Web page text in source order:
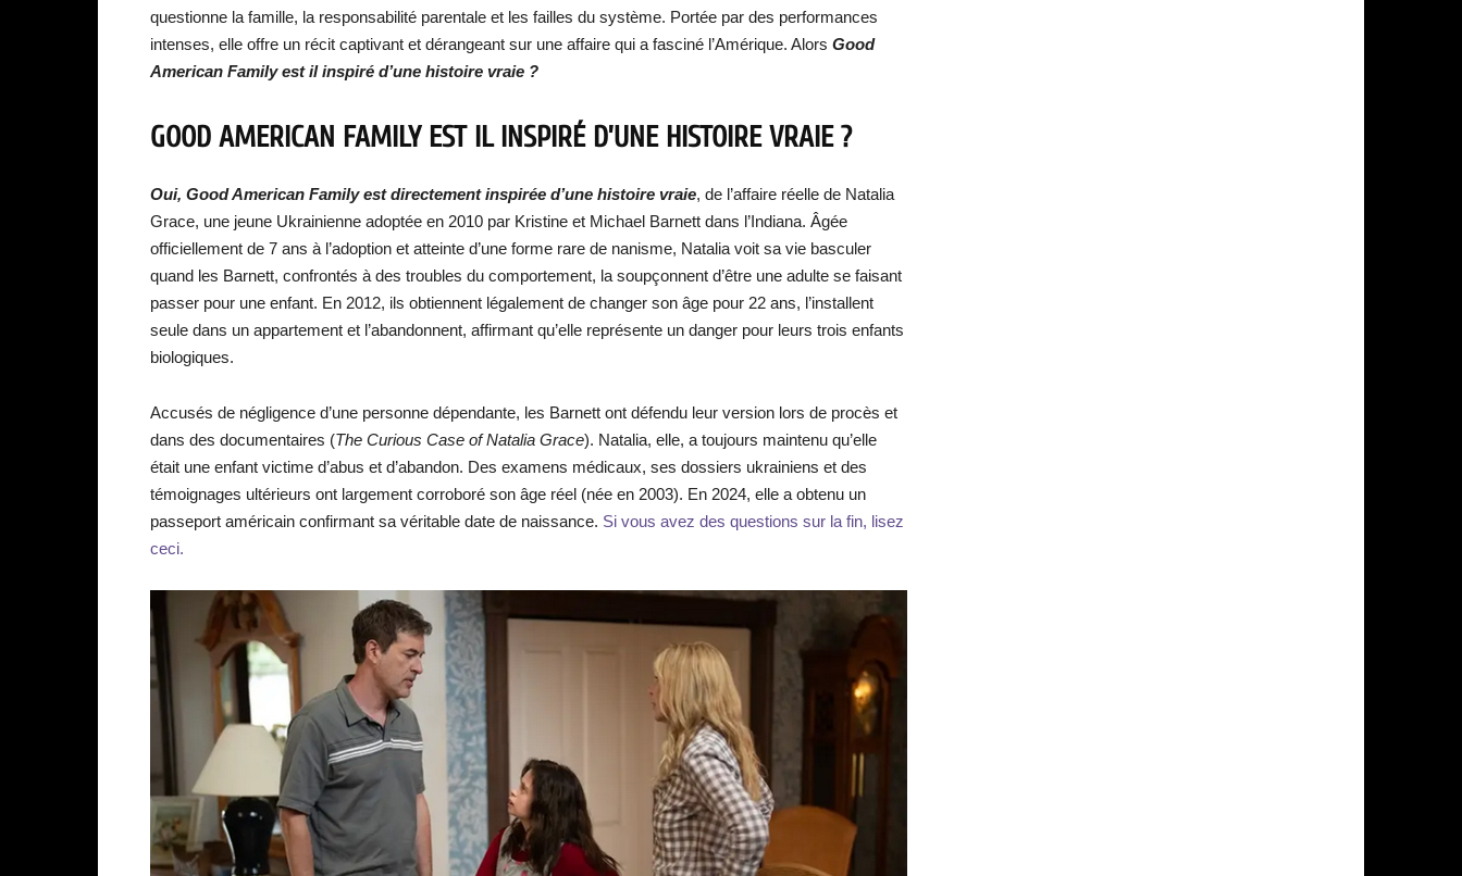
questionne la famille, la responsabilité parentale et les failles du système. Portée par des performances
intenses, elle offre un récit captivant et dérangeant sur une affaire qui a fasciné l’Amérique. Alors Good
American Family est il inspiré d’une histoire vraie ?
GOOD AMERICAN FAMILY EST IL INSPIRÉ D’UNE HISTOIRE VRAIE ?
Oui, Good American Family est directement inspirée d’une histoire vraie, de l’affaire réelle de Natalia
Grace, une jeune Ukrainienne adoptée en 2010 par Kristine et Michael Barnett dans l’Indiana. Âgée
officiellement de 7 ans à l’adoption et atteinte d’une forme rare de nanisme, Natalia voit sa vie basculer
quand les Barnett, confrontés à des troubles du comportement, la soupçonnent d’être une adulte se faisant
passer pour une enfant. En 2012, ils obtiennent légalement de changer son âge pour 22 ans, l’installent
seule dans un appartement et l’abandonnent, affirmant qu’elle représente un danger pour leurs trois enfants
biologiques.
Accusés de négligence d’une personne dépendante, les Barnett ont défendu leur version lors de procès et
dans des documentaires (The Curious Case of Natalia Grace). Natalia, elle, a toujours maintenu qu’elle
était une enfant victime d’abus et d’abandon. Des examens médicaux, ses dossiers ukrainiens et des
témoignages ultérieurs ont largement corroboré son âge réel (née en 2003). En 2024, elle a obtenu un
passeport américain confirmant sa véritable date de naissance. Si vous avez des questions sur la fin, lisez
ceci.